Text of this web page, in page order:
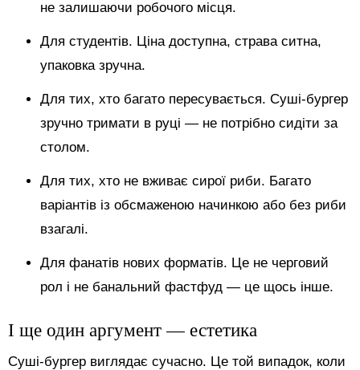
не залишаючи робочого місця.
Для студентів. Ціна доступна, страва ситна,
упаковка зручна.
Для тих, хто багато пересувається. Суші-бургер
зручно тримати в руці — не потрібно сидіти за
столом.
Для тих, хто не вживає сирої риби. Багато
варіантів із обсмаженою начинкою або без риби
взагалі.
Для фанатів нових форматів. Це не черговий
рол і не банальний фастфуд — це щось інше.
І ще один аргумент — естетика
Суші-бургер виглядає сучасно. Це той випадок, коли